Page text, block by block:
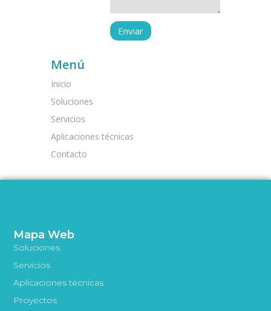
Menú
Inicio
Soluciones
Servicios
Aplicaciones técnicas
Contacto
Mapa Web
Soluciones
Servicios
Aplicaciones técnicas
Proyectos